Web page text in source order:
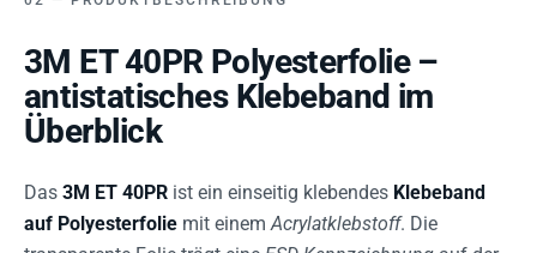
3M ET 40PR Polyesterfolie –
antistatisches Klebeband im
Überblick
Das 3M ET 40PR ist ein einseitig klebendes Klebeband
auf Polyesterfolie mit einemAcrylatklebstoff. Die